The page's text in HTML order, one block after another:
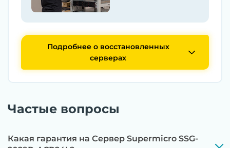
Подробнее о восстановленных
серверах
Частые вопросы
Какая гарантия на Сервер Supermicro SSG-